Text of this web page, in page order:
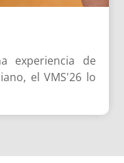
experiencia de
el VMS'26 lo